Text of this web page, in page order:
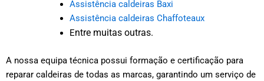
Assistência caldeiras Baxi
Assistência caldeiras Chaffoteaux
Entre muitas outras.
A nossa equipa técnica possui formação e certificação para
reparar caldeiras de todas as marcas, garantindo um serviço de